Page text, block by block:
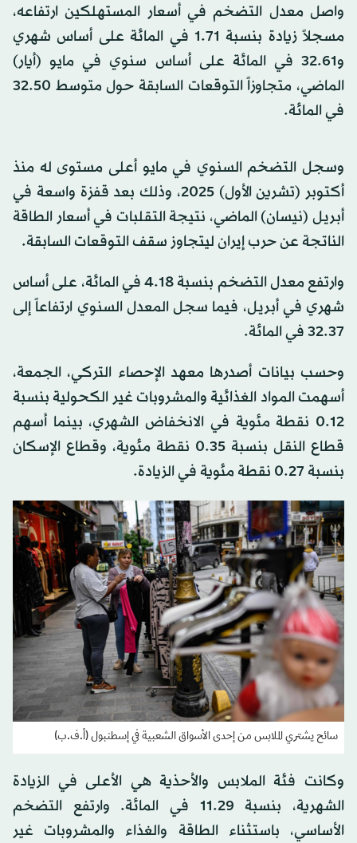
واصل معدل التضخم في أسعار المستهلكين ارتفاعه،
مسجلاً زيادة بنسبة 1.71 في المائة على أساس شهري
و32.61 في المائة على أساس سنوي في مايو (أيار)
الماضي، متجاوزاً التوقعات السابقة حول متوسط 32.50
في المائة.
وسجل التضخم السنوي في مايو أعلى مستوى له منذ
أكتوبر (تشرين الأول) 2025، وذلك بعد قفزة واسعة في
أبريل (نيسان) الماضي، نتيجة التقلبات في أسعار الطاقة
الناتجة عن حرب إيران ليتجاوز سقف التوقعات السابقة.
وارتفع معدل التضخم بنسبة 4.18 في المائة، على أساس
شهري في أبريل، فيما سجل المعدل السنوي ارتفاعاً إلى
32.37 في المائة.
وحسب بيانات أصدرها معهد الإحصاء التركي، الجمعة،
أسهمت المواد الغذائية والمشروبات غير الكحولية بنسبة
0.12 نقطة مئوية في الانخفاض الشهري، بينما أسهم
قطاع النقل بنسبة 0.35 نقطة مئوية، وقطاع الإسكان
بنسبة 0.27 نقطة مئوية في الزيادة.
سائح يشتري الملابس من إحدى الأسواق الشعبية في إسطنبول (أ.ف.ب)
وكانت فئة الملابس والأحذية هي الأعلى في الزيادة
الشهرية، بنسبة 11.29 في المائة. وارتفع التضخم
الأساسي، باستثناء الطاقة والغذاء والمشروبات غير